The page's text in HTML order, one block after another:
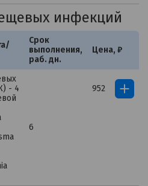
инфекций
Срок
выполнения,
раб. дн.
Цена, ₽
- 4
6
952